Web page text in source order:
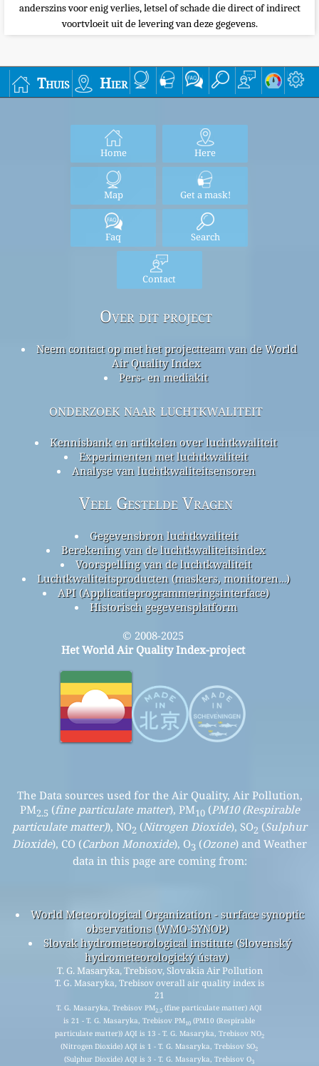
anderszins voor enig verlies, letsel of schade die direct of indirect
voortvloeit uit de levering van deze gegevens.
Thuis Hier
Home Here
Map Get a mask!
Faq Search
Contact
Over dit project
Neem contact op met het projectteam van de World
Air Quality Index
Pers- en mediakit
onderzoek naar luchtkwaliteit
Kennisbank en artikelen over luchtkwaliteit
Experimenten met luchtkwaliteit
Analyse van luchtkwaliteitsensoren
Veel Gestelde Vragen
Gegevensbron luchtkwaliteit
Berekening van de luchtkwaliteitsindex
Voorspelling van de luchtkwaliteit
Luchtkwaliteitsproducten (maskers, monitoren…)
API (Applicatieprogrammeringsinterface)
Historisch gegevensplatform
© 2008-2025
Het World Air Quality Index-project
The Data sources used for the Air Quality, Air Pollution,
PM2.5 (fine particulate matter), PM10(PM10 (Respirable
particulate matter)), NO2 (Nitrogen Dioxide), SO2 (Sulphur
Dioxide), CO (Carbon Monoxide), O3 (Ozone) and Weather
data in this page are coming from:
World Meteorological Organization - surface synoptic
observations (WMO-SYNOP)
Slovak hydrometeorological institute (Slovenský
hydrometeorologický ústav)
T. G. Masaryka, Trebisov, Slovakia Air Pollution
T. G. Masaryka, Trebisov overall air quality index is
21
T. G. Masaryka, Trebisov PM2.5 (fine particulate matter) AQI
is 21 - T. G. Masaryka, Trebisov PM10 (PM10 (Respirable
particulate matter)) AQI is 13 - T. G. Masaryka, Trebisov NO2
(Nitrogen Dioxide) AQI is 1 - T. G. Masaryka, Trebisov SO2
(Sulphur Dioxide) AQI is 3 - T. G. Masaryka, Trebisov O3